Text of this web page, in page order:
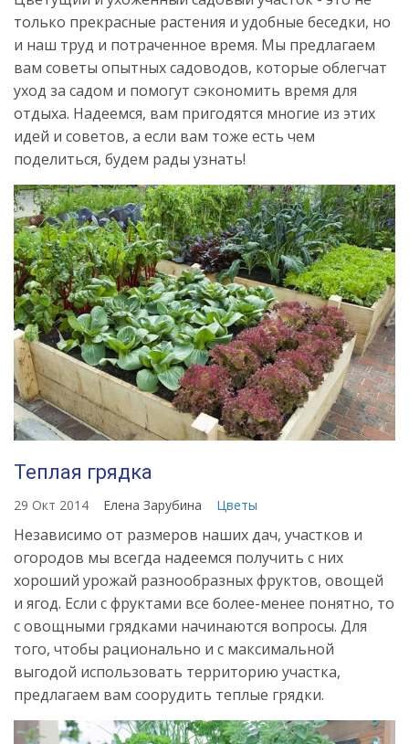
только прекрасные растения и удобные беседки, но
и наш труд и потраченное время. Мы предлагаем
вам советы опытных садоводов, которые облегчат
уход за садом и помогут сэкономить время для
отдыха. Надеемся, вам пригодятся многие из этих
идей и советов, а если вам тоже есть чем
поделиться, будем рады узнать!
Теплая грядка
29 Окт 2014 Елена Зарубина Цветы
Независимо от размеров наших дач, участков и
огородов мы всегда надеемся получить с них
хороший урожай разнообразных фруктов, овощей
и ягод. Если с фруктами все более-менее понятно, то
с овощными грядками начинаются вопросы. Для
того, чтобы рационально и с максимальной
выгодой использовать территорию участка,
предлагаем вам соорудить теплые грядки.